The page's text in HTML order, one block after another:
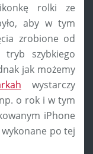
rolki ze
aby w tym
zrobione od
szybkiego
jak możemy
wystarczy
o rok i w tym
iPhone
po tej